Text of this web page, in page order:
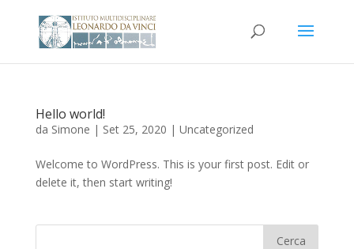
Hello world!
da Simone | Set 25, 2020 | Uncategorized
Welcome to WordPress. This is your first post. Edit or
delete it, then start writing!